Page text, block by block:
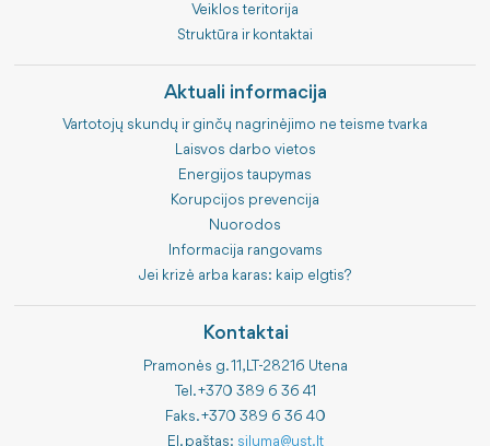
Veiklos teritorija
Struktūra ir kontaktai
Aktuali informacija
Vartotojų skundų ir ginčų nagrinėjimo ne teisme tvarka
Laisvos darbo vietos
Energijos taupymas
Korupcijos prevencija
Nuorodos
Informacija rangovams
Jei krizė arba karas: kaip elgtis?
Kontaktai
Pramonės g. 11, LT-28216 Utena
Tel. +370 389 6 36 41
Faks. +370 389 6 36 40
El. paštas: siluma@ust.lt